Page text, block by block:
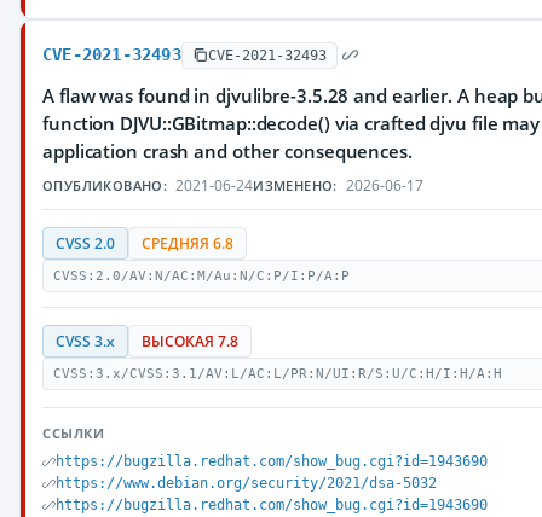
CVE-2021-32493 CVE-2021-32493
A flaw was found in djvulibre-3.5.28 and earlier. A heap
function DJVU::GBitmap::decode() via crafted djvu file
application crash and other consequences.
ОПУБЛИКОВАНО: 2021-06-24ИЗМЕНЕНО: 2026-06-17
CVSS 2.0 СРЕДНЯЯ 6.8
CVSS:2.0/AV:N/AC:M/Au:N/C:P/I:P/A:P
CVSS 3.x ВЫСОКАЯ 7.8
CVSS:3.x/CVSS:3.1/AV:L/AC:L/PR:N/UI:R/S:U/C:H/I:H/A:H
ССЫЛКИ
https://bugzilla.redhat.com/show_bug.cgi?id=1943690
https://www.debian.org/security/2021/dsa-5032
https://bugzilla.redhat.com/show_bug.cgi?id=1943690